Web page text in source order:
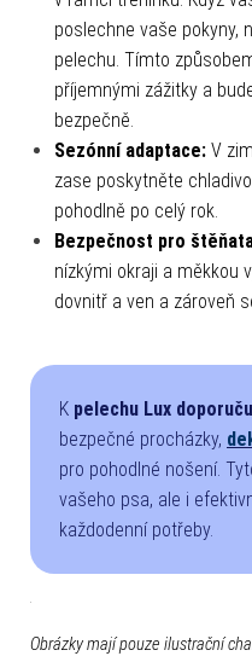
poslechne vaše pokyny,
pelechu. Tímto
příjemnými zážitky a
bezpečně.
Sezónní adaptace: V
zase poskytněte
pohodlně po celý rok.
Bezpečnost pro
nízkými okraji a měkkou
dovnitř a ven a zároveň
K pelechu Lux
bezpečné procházky,
pro pohodlné nošení.
vašeho psa, ale i
každodenní potřeby.
Obrázky mají pouze ilustrační